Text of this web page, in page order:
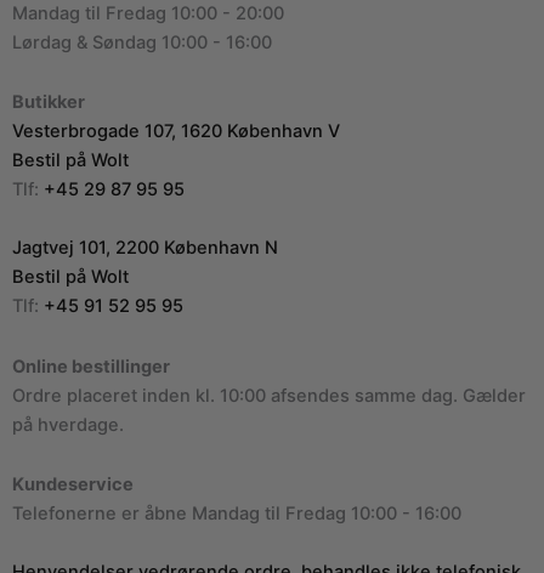
Mandag til Fredag 10:00 - 20:00
Lørdag & Søndag 10:00 - 16:00
Butikker
Vesterbrogade 107, 1620 København V
Bestil på Wolt
Tlf: +45 29 87 95 95
Jagtvej 101, 2200 København N
Bestil på Wolt
Tlf: +45 91 52 95 95
Online bestillinger
Ordre placeret inden kl. 10:00 afsendes samme dag. Gælder
på hverdage.
Kundeservice
Telefonerne er åbne Mandag til Fredag 10:00 - 16:00